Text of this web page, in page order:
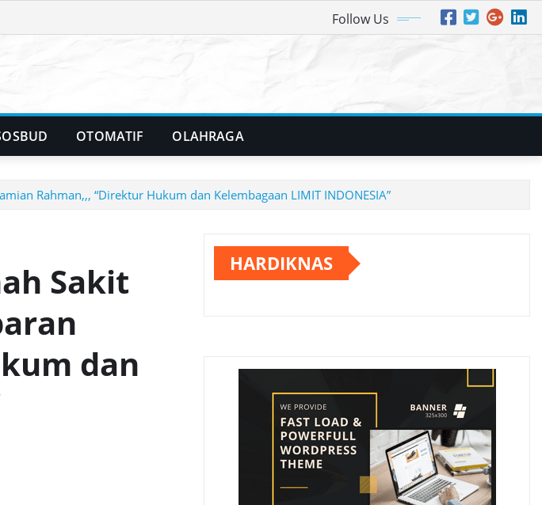
Follow Us
OTOMATIF OLAHRAGA
Rahman,,, “Direktur Hukum dan Kelembagaan LIMIT INDONESIA”
Sakit
dan
HARDIKNAS